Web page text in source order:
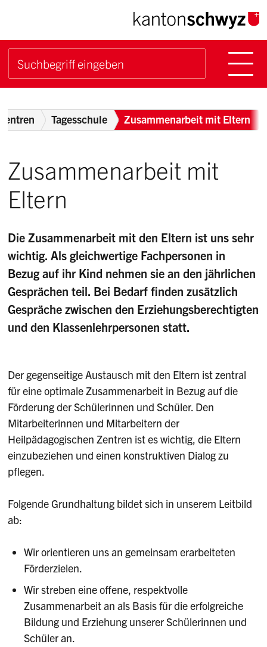
Navigieren im Kanton
Schnellnavigation
Suchbegriff
Breadcrumb
Tagesschule Zusammenarbeit mit Eltern
Zusammenarbeit mit
Eltern
Die Zusammenarbeit mit den Eltern ist uns sehr
wichtig. Als gleichwertige Fachpersonen in
Bezug auf ihr Kind nehmen sie an den jährlichen
Gesprächen teil. Bei Bedarf finden zusätzlich
Gespräche zwischen den Erziehungsberechtigten
und den Klassenlehrpersonen statt.
Der gegenseitige Austausch mit den Eltern ist zentral
für eine optimale Zusammenarbeit in Bezug auf die
Förderung der Schülerinnen und Schüler. Den
Mitarbeiterinnen und Mitarbeitern der
Heilpädagogischen Zentren ist es wichtig, die Eltern
einzubeziehen und einen konstruktiven Dialog zu
pflegen.
Folgende Grundhaltung bildet sich in unserem Leitbild
ab:
Wir orientieren uns an gemeinsam erarbeiteten
Förderzielen.
Wir streben eine offene, respektvolle
Zusammenarbeit an als Basis für die erfolgreiche
Bildung und Erziehung unserer Schülerinnen und
Schüler an.